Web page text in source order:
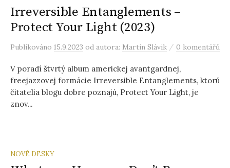
Irreversible Entanglements –
Protect Your Light (2023)
Publikováno 15.9.2023 od autora: Martin Slávik / 0 komentářů
V poradí štvrtý album americkej avantgardnej,
freejazzovej formácie Irreversible Entanglements, ktorú
čitatelia blogu dobre poznajú, Protect Your Light, je
znov...
NOVÉ DESKY